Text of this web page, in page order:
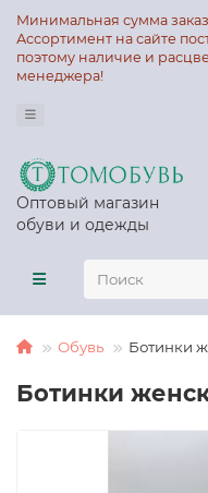
Минимальная сумма
Ассортимент на сайте
поэтому наличие и
менеджера!
Оптовый магазин
обуви и одежды
Обувь Ботинки
Ботинки